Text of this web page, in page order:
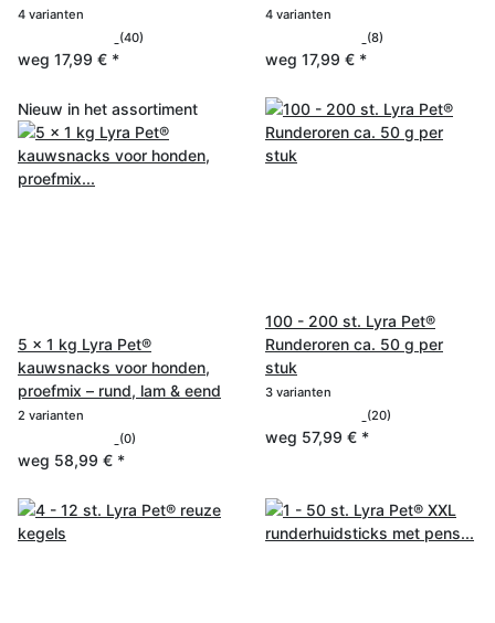
4 varianten
(40)
weg 17,99 € *
4 varianten
(8)
weg 17,99 € *
Nieuw in het assortiment
5 x 1 kg Lyra Pet®
kauwsnacks voor honden,
proefmix – rund, lam & eend
2 varianten
(0)
weg 58,99 € *
100 - 200 st. Lyra Pet®
Runderoren ca. 50 g per
stuk
3 varianten
(20)
weg 57,99 € *